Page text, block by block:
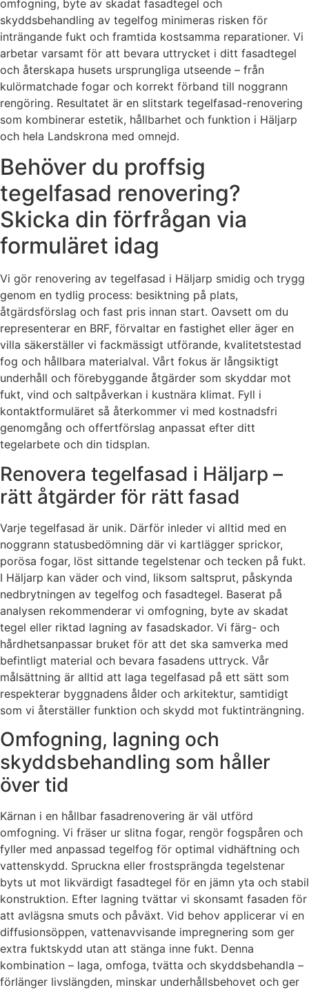
omfogning, byte av skadat fasadtegel och
skyddsbehandling av tegelfog minimeras risken för
inträngande fukt och framtida kostsamma reparationer. Vi
arbetar varsamt för att bevara uttrycket i ditt fasadtegel
och återskapa husets ursprungliga utseende – från
kulörmatchade fogar och korrekt förband till noggrann
rengöring. Resultatet är en slitstark tegelfasad-renovering
som kombinerar estetik, hållbarhet och funktion i Häljarp
och hela Landskrona med omnejd.
Behöver du proffsig
tegelfasad renovering?
Skicka din förfrågan via
formuläret idag
Vi gör renovering av tegelfasad i Häljarp smidig och trygg
genom en tydlig process: besiktning på plats,
åtgärdsförslag och fast pris innan start. Oavsett om du
representerar en BRF, förvaltar en fastighet eller äger en
villa säkerställer vi fackmässigt utförande, kvalitetstestad
fog och hållbara materialval. Vårt fokus är långsiktigt
underhåll och förebyggande åtgärder som skyddar mot
fukt, vind och saltpåverkan i kustnära klimat. Fyll i
kontaktformuläret så återkommer vi med kostnadsfri
genomgång och offertförslag anpassat efter ditt
tegelarbete och din tidsplan.
Renovera tegelfasad i Häljarp –
rätt åtgärder för rätt fasad
Varje tegelfasad är unik. Därför inleder vi alltid med en
noggrann statusbedömning där vi kartlägger sprickor,
porösa fogar, löst sittande tegelstenar och tecken på fukt.
I Häljarp kan väder och vind, liksom saltsprut, påskynda
nedbrytningen av tegelfog och fasadtegel. Baserat på
analysen rekommenderar vi omfogning, byte av skadat
tegel eller riktad lagning av fasadskador. Vi färg- och
hårdhetsanpassar bruket för att det ska samverka med
befintligt material och bevara fasadens uttryck. Vår
målsättning är alltid att laga tegelfasad på ett sätt som
respekterar byggnadens ålder och arkitektur, samtidigt
som vi återställer funktion och skydd mot fuktinträngning.
Omfogning, lagning och
skyddsbehandling som håller
över tid
Kärnan i en hållbar fasadrenovering är väl utförd
omfogning. Vi fräser ur slitna fogar, rengör fogspåren och
fyller med anpassad tegelfog för optimal vidhäftning och
vattenskydd. Spruckna eller frostsprängda tegelstenar
byts ut mot likvärdigt fasadtegel för en jämn yta och stabil
konstruktion. Efter lagning tvättar vi skonsamt fasaden för
att avlägsna smuts och påväxt. Vid behov applicerar vi en
diffusionsöppen, vattenavvisande impregnering som ger
extra fuktskydd utan att stänga inne fukt. Denna
kombination – laga, omfoga, tvätta och skyddsbehandla –
förlänger livslängden, minskar underhållsbehovet och ger